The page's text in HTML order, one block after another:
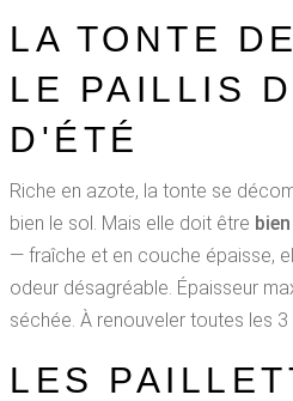
LA TONTE
LE PAILLIS
D'ÉTÉ
Riche en azote, la tonte se
bien le sol. Mais elle doit être
— fraîche et en couche épaisse,
odeur désagréable. Épaisseur
séchée. À renouveler toutes les 3
LES